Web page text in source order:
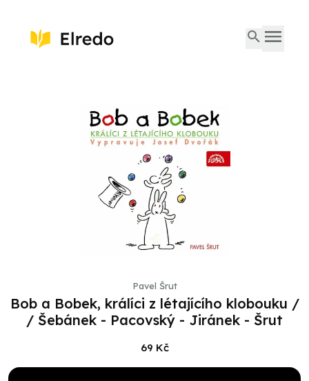
Pavel Šrut
Bob a Bobek, králíci z létajícího klobouku /
/ Šebánek - Pacovský - Jiránek - Šrut
69 Kč